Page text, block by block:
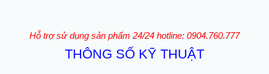
end
Hỗ trợ sử dụng sản phẩm 24/24 hotline: 0904.760.777
THÔNG SỐ KỸ THUẬT